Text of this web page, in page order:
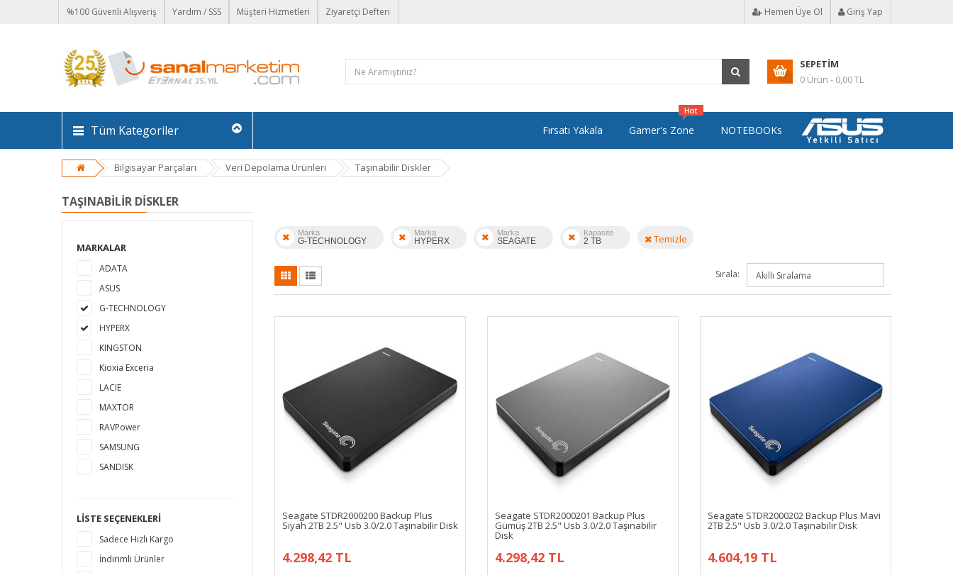
%100 Güvenli Alışveriş Yardım / SSS Müşteri Hizmetleri Ziyaretçi Defteri Hemen Üye Ol Giriş Yap
SEPETIM
0 Ürün - 0,00 TL
Tüm Kategoriler Fırsatı Yakala Gamer's Zone NOTEBOOKs
Bilgisayar Parçaları Veri Depolama Ürünleri Taşınabilir Diskler
TAŞINABILIR DISKLER
MARKALAR
ADATA
ASUS
G-TECHNOLOGY
HYPERX
KINGSTON
Kioxia Exceria
LACIE
MAXTOR
RAVPower
SAMSUNG
SANDISK
WESTERN DIGITAL
LISTE SEÇENEKLERI
Sadece Hızlı Kargo
İndirimli Ürünler
Marka
G-TECHNOLOGY
Marka
HYPERX
Marka
SEAGATE
Kapasite
2 TB Temizle
Sırala:
Seagate STDR2000200 Backup Plus
Siyah 2TB 2.5" Usb 3.0/2.0 Taşınabilir Disk
4.298,42 TL
Seagate STDR2000201 Backup Plus
Gümüş 2TB 2.5" Usb 3.0/2.0 Taşınabilir
Disk
4.298,42 TL
Seagate STDR2000202 Backup Plus Mavi
2TB 2.5" Usb 3.0/2.0 Taşınabilir Disk
4.604,19 TL